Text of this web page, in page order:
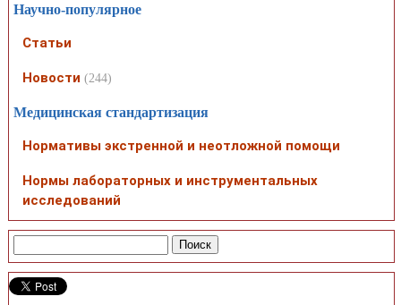
Научно-популярное
Статьи
Новости (244)
Медицинская стандартизация
Нормативы экстренной и неотложной помощи
Нормы лабораторных и инструментальных
исследований